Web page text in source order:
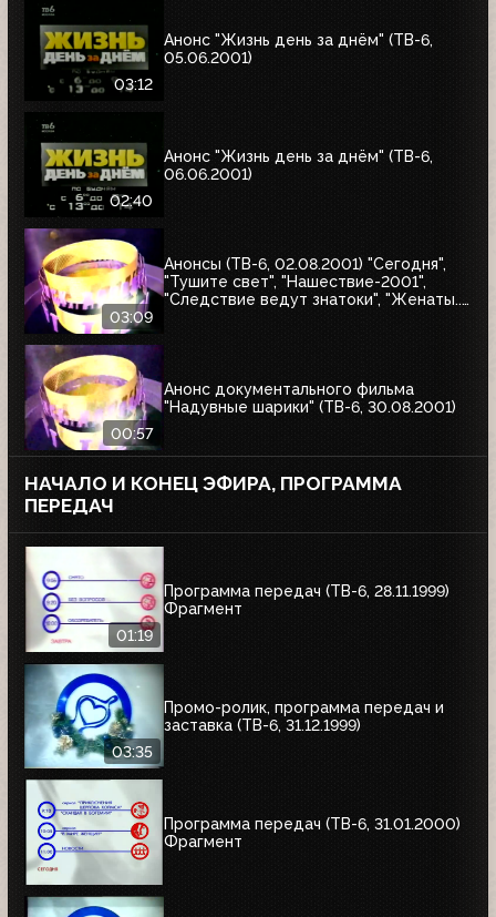
03:12
Анонс "Жизнь день за днём" (ТВ-6,
05.06.2001)
02:40
Анонс "Жизнь день за днём" (ТВ-6,
06.06.2001)
03:09
Анонсы (ТВ-6, 02.08.2001) "Сегодня",
"Тушите свет", "Нашествие-2001",
"Следствие ведут знатоки", "Женаты...
00:57
Анонс документального фильма
"Надувные шарики" (ТВ-6, 30.08.2001)
НАЧАЛО И КОНЕЦ ЭФИРА, ПРОГРАММА
ПЕРЕДАЧ
01:19
Программа передач (ТВ-6, 28.11.1999)
Фрагмент
03:35
Промо-ролик, программа передач и
заставка (ТВ-6, 31.12.1999)
Программа передач (ТВ-6, 31.01.2000)
Фрагмент